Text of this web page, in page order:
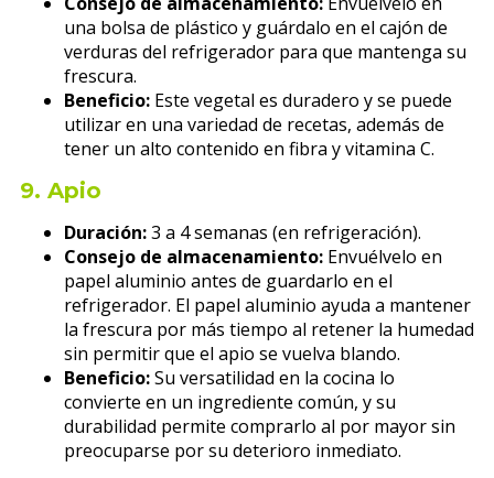
una bolsa de plástico y guárdalo en el cajón de
verduras del refrigerador para que mantenga su
frescura.
Beneficio:Este vegetal es duradero y se puede
utilizar en una variedad de recetas, además de
tener un alto contenido en fibra y vitamina C.
9. Apio
Duración:3 a 4 semanas (en refrigeración).
Consejo de almacenamiento:Envuélvelo en
papel aluminio antes de guardarlo en el
refrigerador. El papel aluminio ayuda a mantener
la frescura por más tiempo al retener la humedad
sin permitir que el apio se vuelva blando.
Beneficio:Su versatilidad en la cocina lo
convierte en un ingrediente común, y su
durabilidad permite comprarlo al por mayor sin
preocuparse por su deterioro inmediato.